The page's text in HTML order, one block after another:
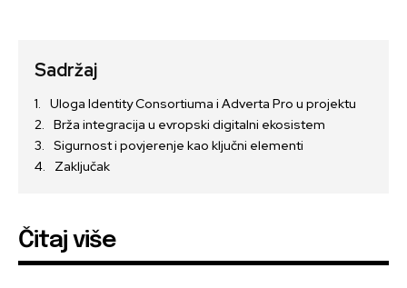
Sadržaj
Uloga Identity Consortiuma i Adverta Pro u projektu
Brža integracija u evropski digitalni ekosistem
Sigurnost i povjerenje kao ključni elementi
Zaključak
Čitaj više